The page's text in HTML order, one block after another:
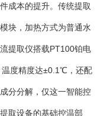
件成本的提升。传统提取
块，加热方式为普通水
提取仪搭载PT100铂电
温度精度达±0.1℃，还配
分分解，仅这一智能控
取设备的基础控温部